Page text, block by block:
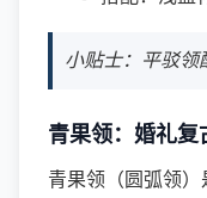
小贴士：平驳领
青果领：婚礼复
青果领（圆弧领